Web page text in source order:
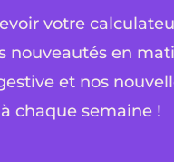
votre
nouveautés en
et nos
chaque semaine !